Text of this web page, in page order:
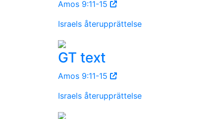
Amos 9:11-15
Israels återupprättelse
GT text
Amos 9:11-15
Israels återupprättelse